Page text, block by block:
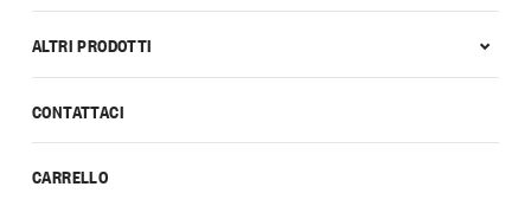
CONTATTACI
CARRELLO
ALTRI PRODOTTI